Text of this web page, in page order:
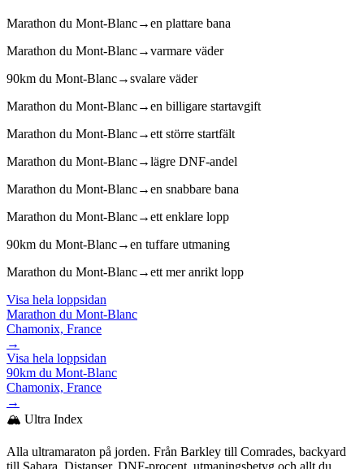
Marathon du Mont-Blanc→en plattare bana
Marathon du Mont-Blanc→varmare väder
90km du Mont-Blanc→svalare väder
Marathon du Mont-Blanc→en billigare startavgift
Marathon du Mont-Blanc→ett större startfält
Marathon du Mont-Blanc→lägre DNF-andel
Marathon du Mont-Blanc→en snabbare bana
Marathon du Mont-Blanc→ett enklare lopp
90km du Mont-Blanc→en tuffare utmaning
Marathon du Mont-Blanc→ett mer anrikt lopp
Visa hela loppsidan
Marathon du Mont-Blanc
Chamonix, France
→
Visa hela loppsidan
90km du Mont-Blanc
Chamonix, France
→
🏔️ Ultra Index
Alla ultramaraton på jorden. Från Barkley till Comrades, backyard
till Sahara. Distanser, DNF-procent, utmaningsbetyg och allt du